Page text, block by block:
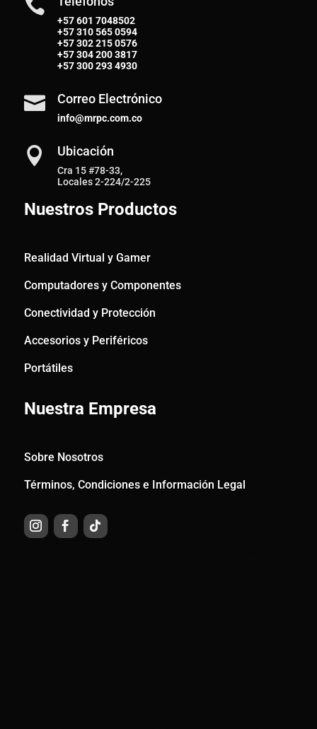

+57 601 7048502
+57310 565 0594
+57302 215 0576
+57304 200 3817
+57300 293 4930
 Correo Electrónico
info@mrpc.com.co
 Ubicación
Cra 15 #78-33,
Locales 2-224/2-225
Nuestros Productos
Realidad Virtual y Gamer
Computadores y Componentes
Conectividad y Protección
Accesorios y Periféricos
Portátiles
Nuestra Empresa
Sobre Nosotros
Términos, Condiciones e Información Legal